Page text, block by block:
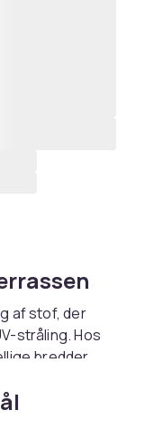
af stof, der
stråling. Hos
bredder
mærker.